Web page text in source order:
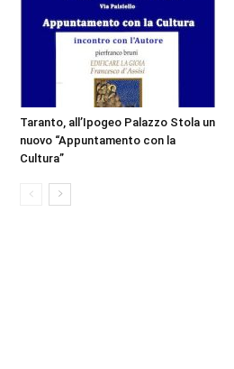
Taranto, all’Ipogeo Palazzo Stola un
nuovo “Appuntamento con la
Cultura”